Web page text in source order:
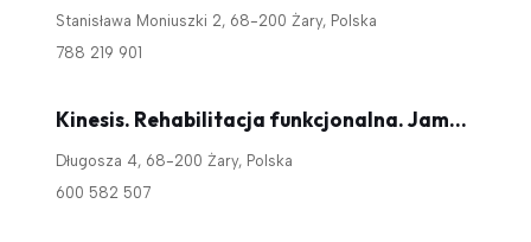
Stanisława Moniuszki 2, 68-200 Żary, Polska
788 219 901
Kinesis. Rehabilitacja funkcjonalna. Jamont P.
Długosza 4, 68-200 Żary, Polska
600 582 507